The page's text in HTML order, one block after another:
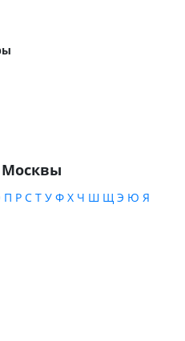
Москвы
П Р С Т У Ф Х Ч Ш Щ Э Ю Я